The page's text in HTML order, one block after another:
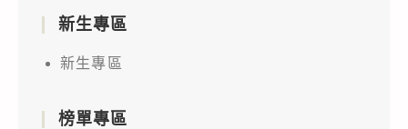
新生專區
新生專區
榜單專區